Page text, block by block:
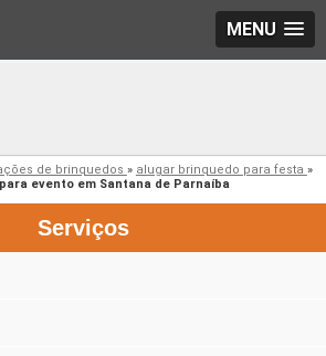
MENU
de brinquedos » alugar brinquedo para festa »
evento em Santana de Parnaíba
Serviços